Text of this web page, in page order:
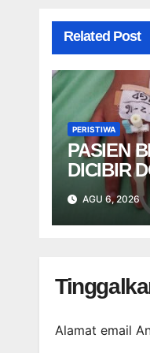
Related Post
PERISTIWA
PASIEN
DICIBIR
PPDS
RSUP
AGU 6, 2026
Alamat email